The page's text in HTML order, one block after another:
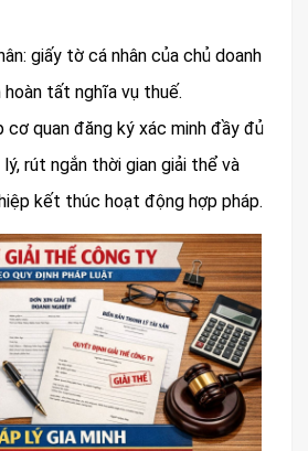
giấy tờ cá nhân của chủ doanh
hoàn tất nghĩa vụ thuế.
cơ quan đăng ký xác minh đầy đủ
rút ngắn thời gian giải thể và
kết thúc hoạt động hợp pháp.